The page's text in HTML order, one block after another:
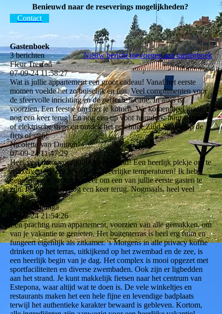
Benieuwd naar de reseverings mogelijkheden?
Contact
Gastenboek
3 berichten
Nieuw bericht toevoegen aan gastenboek
Fleur Tresfon
07-09-24 11:58:27
Wat is jullie appartement een groot cadeau! Vanaf het eerste
momen voelde het zo huiselijk en fijn. Veel complimenten voor
de sfeervolle inrichting en de perfecte locatie. In alles is
voorzien, Een feestje om hier te komen. We komen heel graag
nog een keer terug! En nog een tip voor huurders: huur fietsen
of elektrische steps en ontdek het prachtige Zuid Spanje op de
fiets of step!
Nicolette van Duuren
07-09-24 11:47:29
Heel veel dank voor jullie gastvrijheid! Een heerlijk plekje om te
relaxen en remote te werken. Heerlijke temperaturen! Ik heb
genoten en vond het een eer om een van jullie eerste gasten te
zijn. Ik kom graag nog een keer terug. Nogmaals, heel veel
dank!
Petra Knijpinga
29-02-24 21:54:26
Een prachtig ruim appartement, voorzien van alle gemakken, om
van je vakantie te genieten. Het buitenterras is heel erg ruim en
fungeert eigenlijk als zitkamer. 's Morgens in alle privacy koffie
drinken op het terras, uitkijkend op het zwembad en de zee, is
een heerlijk begin van je dag. Het complex is mooi opgezet met
sportfaciliteiten en diverse zwembaden. Ook zijn er ligbedden
aan het strand. Je kunt makkelijk fietsen naar het centrum van
Estepona, waar altijd wat te doen is. De vele winkeltjes en
restaurants maken het een hele fijne en levendige badplaats
terwijl het authentieke karakter bewaard is gebleven. Kortom,